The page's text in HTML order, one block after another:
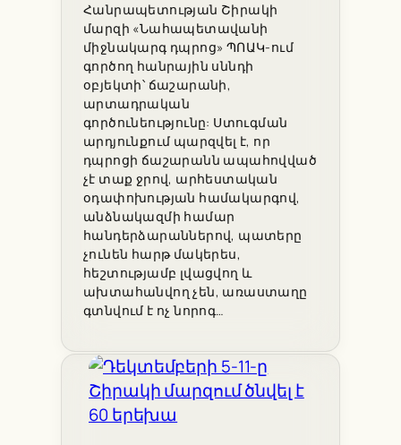
Հանրապետության Շիրակի
մարզի «Նահապետավանի
միջնակարգ դպրոց» ՊՈԱԿ-ում
գործող հանրային սննդի
օբյեկտի՝ ճաշարանի,
արտադրական
գործունեությունը: Ստուգման
արդյունքում պարզվել է, որ
դպրոցի ճաշարանն ապահովված
չէ տաք ջրով, արհեստական
օդափոխության համակարգով,
անձնակազմի համար
հանդերձարաններով, պատերը
չունեն հարթ մակերես,
հեշտությամբ լվացվող և
ախտահանվող չեն, առաստաղը
գտնվում է ոչ նորոգ…